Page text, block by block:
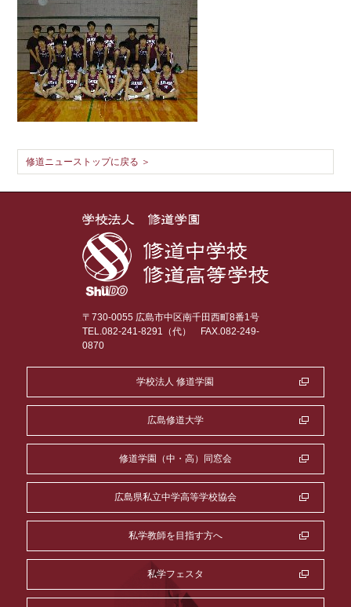
修道ニューストップに戻る ＞
〒730-0055 広島市中区南千田西町8番1号
TEL.082-241-8291（代）
FAX.082-249-
0870
学校法人 修道学園
広島修道大学
修道学園（中・高）同窓会
広島県私立中学高等学校協会
私学教師を目指す方へ
私学フェスタ